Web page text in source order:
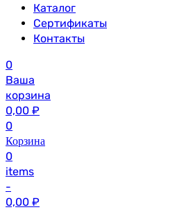
Каталог
Сертификаты
Контакты
0
Ваша
корзина
0,00 ₽
0
Корзина
0
items
-
0,00 ₽